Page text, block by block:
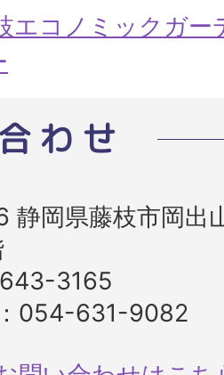
エコノミックガー
わせ
静岡県藤枝市岡出
3165
054-631-9082